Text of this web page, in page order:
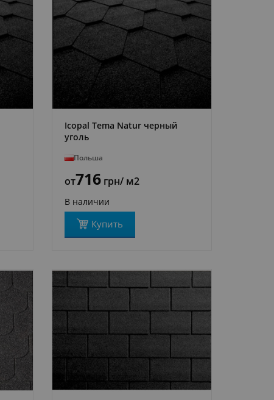
ПОДРОБНЕЕ
Icopal Tema Natur черный
уголь
Польша
от716 грн/ м2
В наличии
Купить